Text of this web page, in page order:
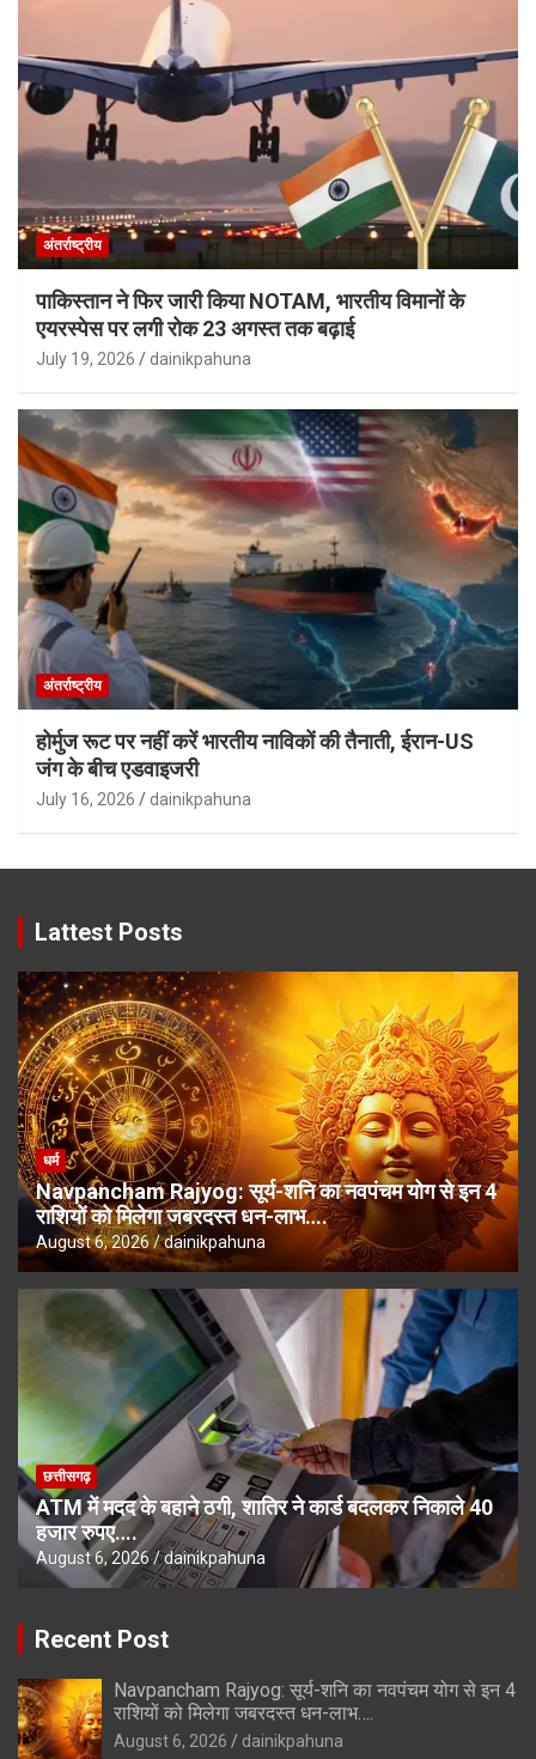
अंतर्राष्ट्रीय
पाकिस्तान ने फिर जारी किया NOTAM, भारतीय विमानों के
एयरस्पेस पर लगी रोक 23 अगस्त तक बढ़ाई
July 19, 2026 dainikpahuna
अंतर्राष्ट्रीय
होर्मुज रूट पर नहीं करें भारतीय नाविकों की तैनाती, ईरान-US
जंग के बीच एडवाइजरी
July 16, 2026 dainikpahuna
Lattest Posts
धर्म
Navpancham Rajyog: सूर्य-शनि का नवपंचम योग से इन 4
राशियों को मिलेगा जबरदस्त धन-लाभ….
August 6, 2026 dainikpahuna
छत्तीसगढ़
ATM में मदद के बहाने ठगी, शातिर ने कार्ड बदलकर निकाले 40
हजार रुपए….
August 6, 2026 dainikpahuna
Recent Post
Navpancham Rajyog: सूर्य-शनि का नवपंचम योग से इन 4
राशियों को मिलेगा जबरदस्त धन-लाभ….
August 6, 2026 dainikpahuna